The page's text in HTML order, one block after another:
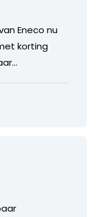
Eneco nu
korting